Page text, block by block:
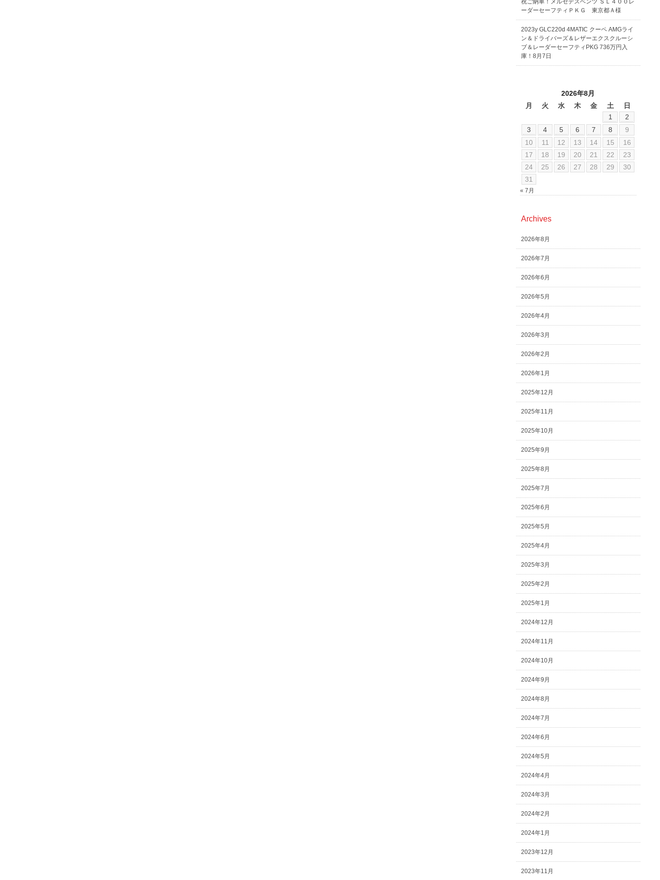
祝ご納車！メルセデスベンツ ＳＬ４００レ
ーダーセーフティＰＫＧ 東京都Ａ様
2023y GLC220d 4MATIC クーペ AMGライ
ン＆ドライバーズ＆レザーエクスクルーシ
ブ＆レーダーセーフティPKG 736万円入
庫！8月7日
2026年8月
月
火 水 木 金 土
日
1
2
3
4 5 6 7 8
9
10
11 12 13 14 15
16
17
18 19 20 21 22
23
24
25 26 27 28 29
30
31
« 7月
Archives
2026年8月
2026年7月
2026年6月
2026年5月
2026年4月
2026年3月
2026年2月
2026年1月
2025年12月
2025年11月
2025年10月
2025年9月
2025年8月
2025年7月
2025年6月
2025年5月
2025年4月
2025年3月
2025年2月
2025年1月
2024年12月
2024年11月
2024年10月
2024年9月
2024年8月
2024年7月
2024年6月
2024年5月
2024年4月
2024年3月
2024年2月
2024年1月
2023年12月
2023年11月